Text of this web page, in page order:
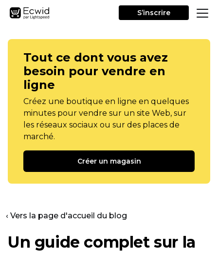
S’inscrire
Tout ce dont vous avez
besoin pour vendre en
ligne
Créez une boutique en ligne en quelques
minutes pour vendre sur un site Web, sur
les réseaux sociaux ou sur des places de
marché.
Créer un magasin
‹ Vers la page d'accueil du blog
Un guide complet sur la